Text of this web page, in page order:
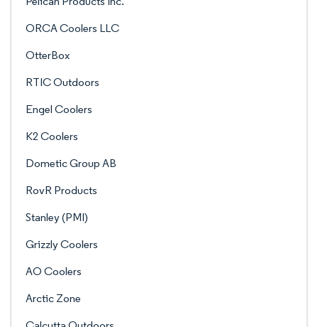
ORCA Coolers LLC
OtterBox
RTIC Outdoors
Engel Coolers
K2 Coolers
Dometic Group AB
RovR Products
Stanley (PMI)
Grizzly Coolers
AO Coolers
Arctic Zone